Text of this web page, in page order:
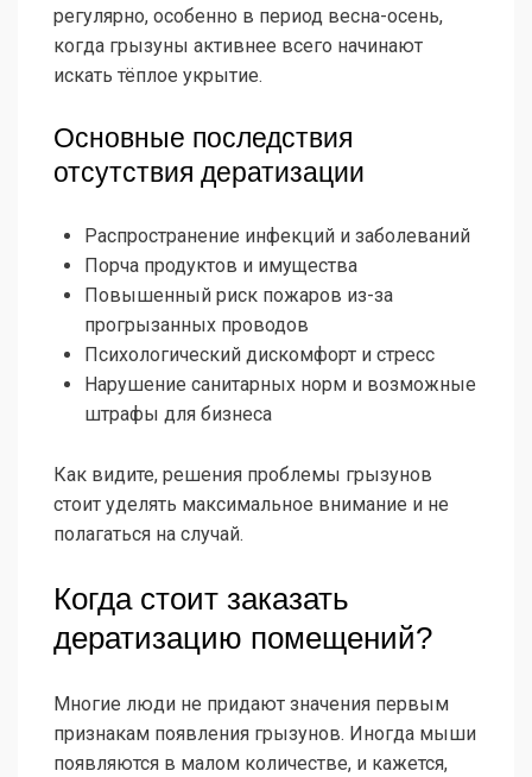
регулярно, особенно в период весна-осень,
когда грызуны активнее всего начинают
искать тёплое укрытие.
Основные последствия
отсутствия дератизации
Распространение инфекций и заболеваний
Порча продуктов и имущества
Повышенный риск пожаров из-за
прогрызанных проводов
Психологический дискомфорт и стресс
Нарушение санитарных норм и возможные
штрафы для бизнеса
Как видите, решения проблемы грызунов
стоит уделять максимальное внимание и не
полагаться на случай.
Когда стоит заказать
дератизацию помещений?
Многие люди не придают значения первым
признакам появления грызунов. Иногда мыши
появляются в малом количестве, и кажется,